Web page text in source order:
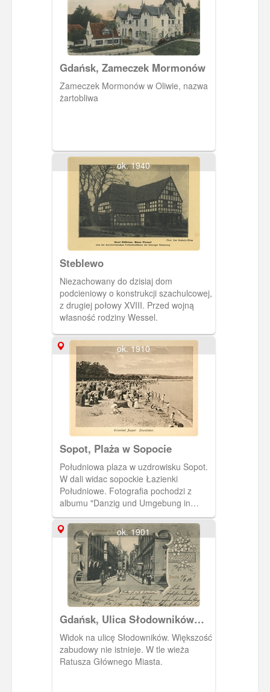
Gdańsk, Zameczek Mormonów
Zameczek Mormonów w Oliwie, nazwa
żartobliwa
ok. 1940
Steblewo
Niezachowany do dzisiaj dom
podcieniowy o konstrukcji szachulcowej,
z drugiej połowy XVIII. Przed wojną
własność rodziny Wessel.
ok. 1910
Sopot, Plaża w Sopocie
Południowa plaza w uzdrowisku Sopot.
W dali widac sopockie Łazienki
Południowe. Fotografia pochodzi z
albumu "Danzig und Umgebung in
Bildern".
ok. 1901
Gdańsk, Ulica Słodowników
(Melzergasse)
Widok na ulicę Słodowników. Większość
zabudowy nie istnieje. W tle wieża
Ratusza Głównego Miasta.